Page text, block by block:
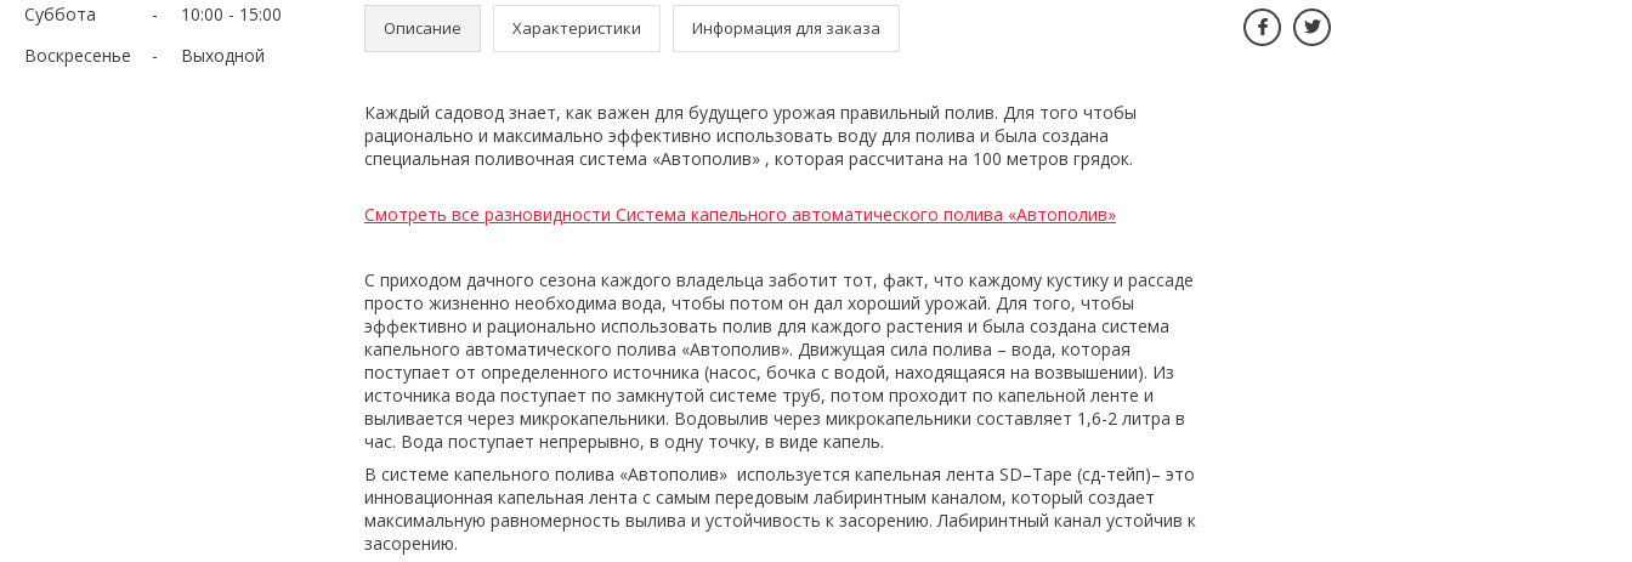
Суббота
10:00
15:00
Воскресенье
Выходной
Описание Характеристики Информация для заказа
Каждый садовод знает, как важен для будущего урожая правильный полив. Для того чтобы
рационально и максимально эффективно использовать воду для полива и была создана
специальная поливочная система «Автополив» , которая рассчитана на 100 метров грядок.
Смотреть все разновидности Система капельного автоматического полива «Автополив»
С приходом дачного сезона каждого владельца заботит тот, факт, что каждому кустику и рассаде
просто жизненно необходима вода, чтобы потом он дал хороший урожай. Для того, чтобы
эффективно и рационально использовать полив для каждого растения и была создана система
капельного автоматического полива «Автополив». Движущая сила полива – вода, которая
поступает от определенного источника (насос, бочка с водой, находящаяся на возвышении). Из
источника вода поступает по замкнутой системе труб, потом проходит по капельной ленте и
выливается через микрокапельники. Водовылив через микрокапельники составляет 1,6-2 литра в
час. Вода поступает непрерывно, в одну точку, в виде капель.
В системе капельного полива «Автополив» используется капельная лента SD–Tape (сд-тейп)– это
инновационная капельная лента с самым передовым лабиринтным каналом, который создает
максимальную равномерность вылива и устойчивость к засорению. Лабиринтный канал устойчив к
засорению.